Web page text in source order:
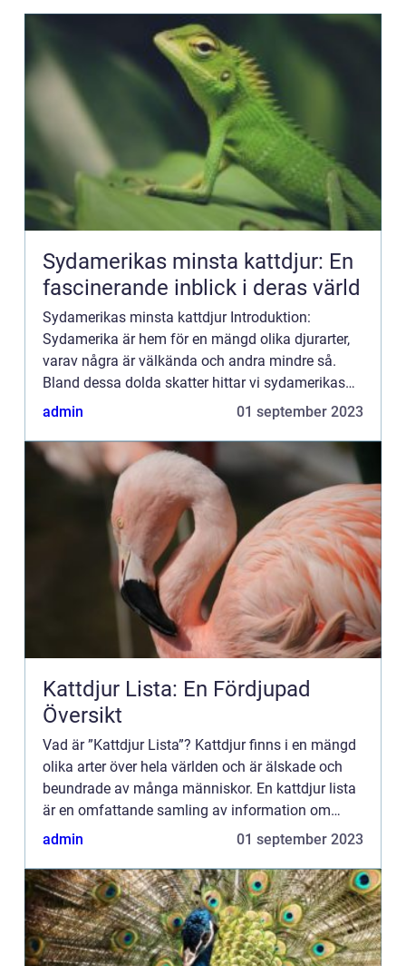
Sydamerikas minsta kattdjur: En
fascinerande inblick i deras värld
Sydamerikas minsta kattdjur Introduktion:
Sydamerika är hem för en mängd olika djurarter,
varav några är välkända och andra mindre så.
Bland dessa dolda skatter hittar vi sydamerikas
minsta kattdjur, en grupp anmärkningsvärda
admin 01 september 2023
Kattdjur Lista: En Fördjupad
Översikt
Vad är ”Kattdjur Lista”? Kattdjur finns i en mängd
olika arter över hela världen och är älskade och
beundrade av många människor. En kattdjur lista
är en omfattande samling av information om
olika arter, deras egenskaper och deras beteend...
admin 01 september 2023